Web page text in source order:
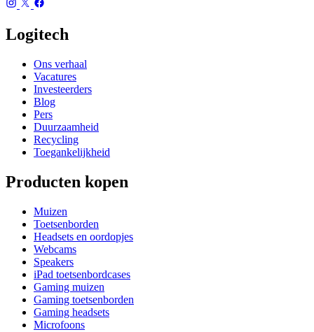
Logitech
Ons verhaal
Vacatures
Investeerders
Blog
Pers
Duurzaamheid
Recycling
Toegankelijkheid
Producten kopen
Muizen
Toetsenborden
Headsets en oordopjes
Webcams
Speakers
iPad toetsenbordcases
Gaming muizen
Gaming toetsenborden
Gaming headsets
Microfoons